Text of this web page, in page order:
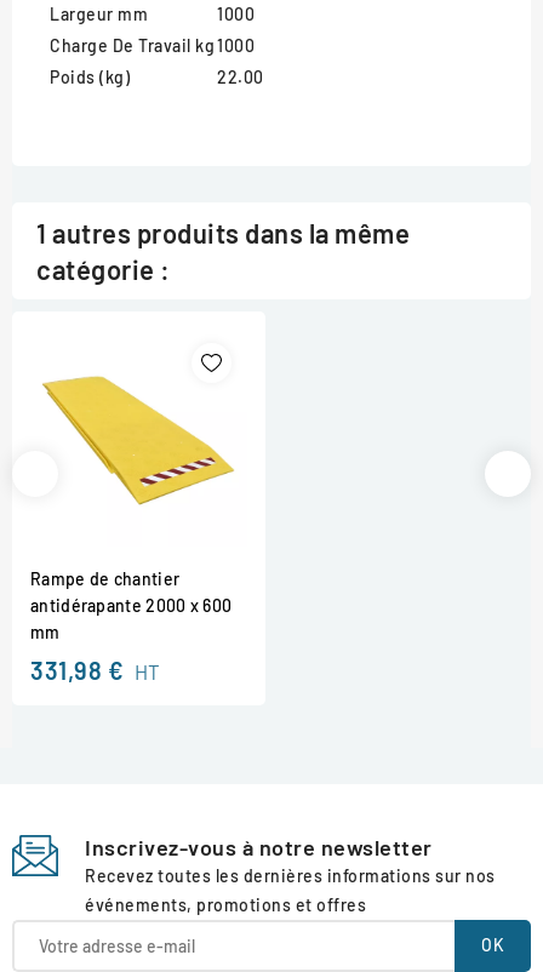
Largeur mm
1000
Charge De Travail kg1000
Poids (kg)
22.00
1 autres produits dans la même
catégorie :
Rampe de chantier
antidérapante 2000 x 600
mm
331,98 € HT
Inscrivez-vous à notre newsletter
Recevez toutes les dernières informations sur nos
événements, promotions et offres